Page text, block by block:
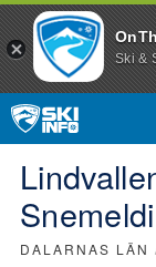
Ski &
DALARNAS LÄN